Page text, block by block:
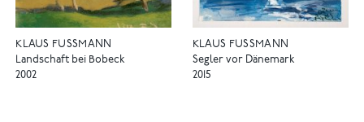
KLAUS FUSSMANN
Landschaft bei Bobeck
2002
KLAUS FUSSMANN
Segler vor Dänemark
2015